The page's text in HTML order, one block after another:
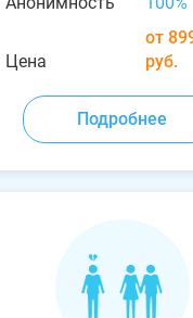
Цена
от
руб.
Подробнее